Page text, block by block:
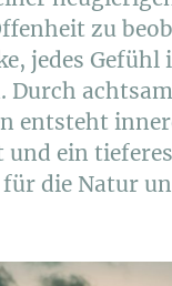
zu
jedes Gefühl
Durch
entsteht
und ein tieferes
die Natur